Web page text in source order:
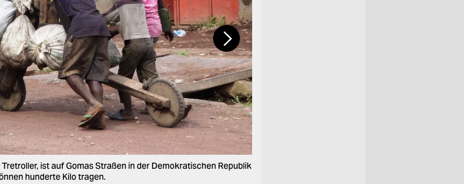
ist auf Gomas Straßen in der Demokratischen Republik
hunderte Kilo tragen.